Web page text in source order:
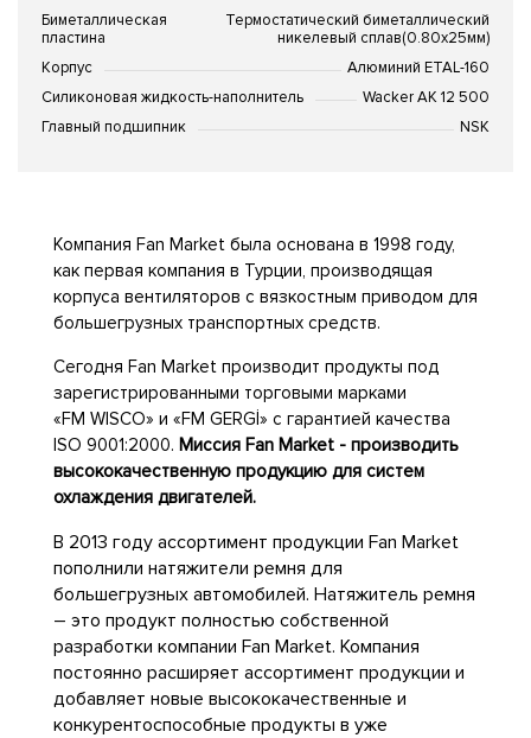
Биметаллическая
пластина
Термостатический биметаллический
никелевый сплав(0.80x25мм)
Корпус
Алюминий ETAL-160
Силиконовая жидкость-наполнитель
Wacker AK 12 500
Главный подшипник
NSK
Компания Fan Market была основана в 1998 году,
как первая компания в Турции, производящая
корпуса вентиляторов с вязкостным приводом для
большегрузных транспортных средств.
Сегодня Fan Market производит продукты под
зарегистрированными торговыми марками
«FM WISCO» и «FM GERGİ» с гарантией качества
ISO 9001:2000. Миссия Fan Market - производить
высококачественную продукцию для систем
охлаждения двигателей.
В 2013 году ассортимент продукции Fan Market
пополнили натяжители ремня для
большегрузных автомобилей. Натяжитель ремня
– это продукт полностью собственной
разработки компании Fan Market. Компания
постоянно расширяет ассортимент продукции и
добавляет новые высококачественные и
конкурентоспособные продукты в уже